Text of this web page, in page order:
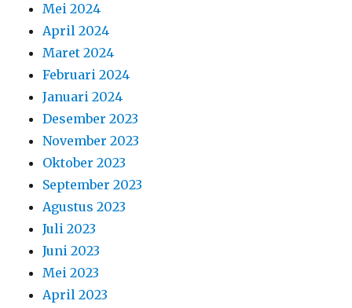
Mei 2024
April 2024
Maret 2024
Februari 2024
Januari 2024
Desember 2023
November 2023
Oktober 2023
September 2023
Agustus 2023
Juli 2023
Juni 2023
Mei 2023
April 2023